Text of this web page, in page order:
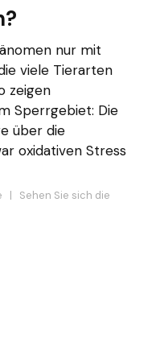
nur mit
viele Tierarten
zeigen
Sperrgebiet: Die
über die
oxidativen Stress
| Sehen Sie sich die